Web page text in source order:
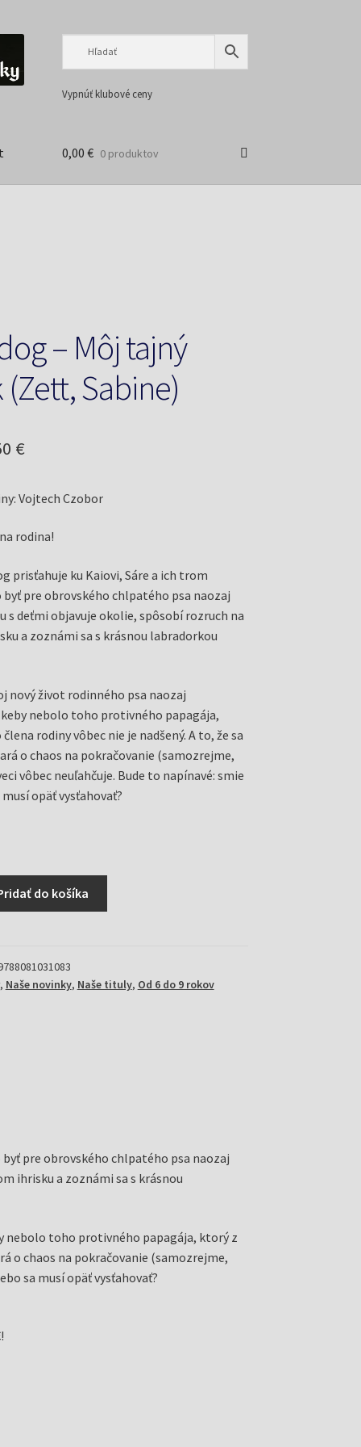
Vypnúť klubové ceny
0,00 € 0 produktov
– Môj tajný
Sabine)
€.
€Aktuálna
je:
10,50 €.
Vojtech Czobor
rodina!
prisťahuje ku Kaiovi, Sáre a ich trom
pre obrovského chlpatého psa naozaj
s deťmi objavuje okolie, spôsobí rozruch na
a zoznámi sa s krásnou labradorkou
nový život rodinného psa naozaj
nebolo toho protivného papagája,
rodiny vôbec nie je nadšený. A to, že sa
o chaos na pokračovanie (samozrejme,
vôbec neuľahčuje. Bude to napínavé: smie
opäť vysťahovať?
do košíka
, Naše novinky, Naše tituly, Od 6 do 9 rokov
pre obrovského chlpatého psa naozaj
ihrisku a zoznámi sa s krásnou
nebolo toho protivného papagája, ktorý z
o chaos na pokračovanie (samozrejme,
sa musí opäť vysťahovať?